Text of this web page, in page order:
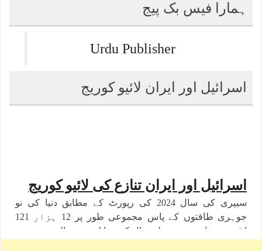
ہمارا فیس بک پیج
Urdu Publisher
اسرائیل اور ایران لائیو کوریج
اسرائیل اور ایران تنازع کی لائیو کوریج
سیپری کی سال 2024 کی رپورٹ کے مطابق دنیا کی نو
جوہری طاقتوں کے پاس مجموعی طور پر 12 ہزار 121
ایٹمی ہتھیار ہیں۔ پچھلے سال کے مقابلے میں عالمی جوہری
ہتھیاروں کی تعداد میں تقریبا 390 وار ہیذز کی کمی آئی